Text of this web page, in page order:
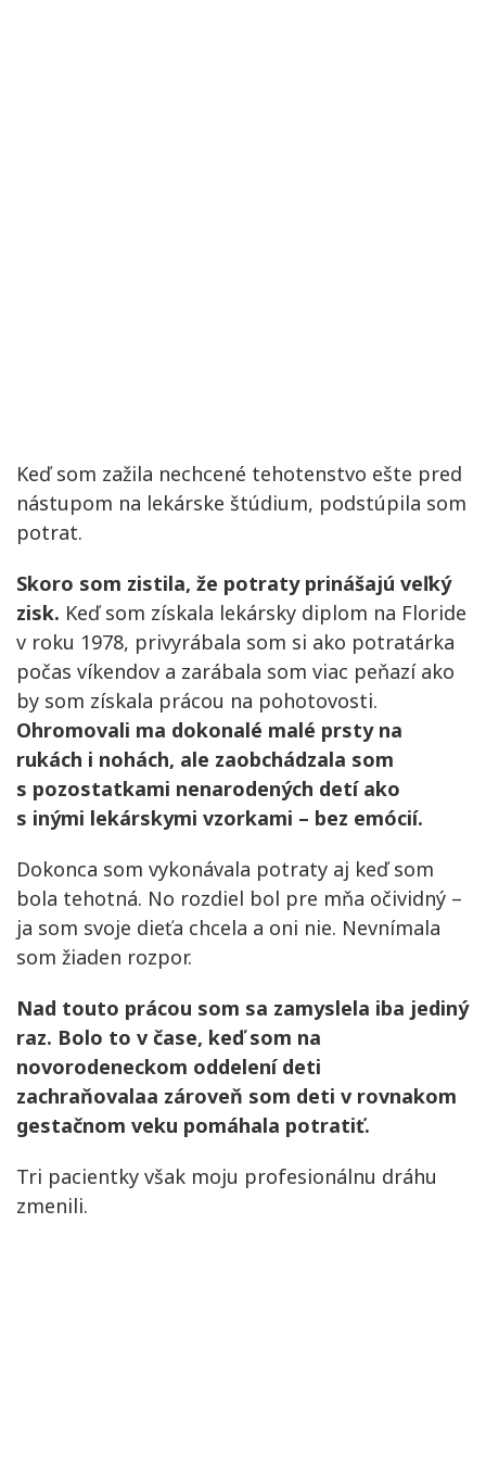
Keď som zažila nechcené tehotenstvo ešte pred
nástupom na lekárske štúdium, podstúpila som
potrat.
Skoro som zistila, že potraty prinášajú veľký
zisk. Keď som získala lekársky diplom na Floride
v roku 1978, privyrábala som si ako potratárka
počas víkendov a zarábala som viac peňazí ako
by som získala prácou na pohotovosti.
Ohromovali ma dokonalé malé prsty na
rukách i nohách, ale zaobchádzala som
s pozostatkami nenarodených detí ako
s inými lekárskymi vzorkami – bez emócií.
Dokonca som vykonávala potraty aj keď som
bola tehotná. No rozdiel bol pre mňa očividný –
ja som svoje dieťa chcela a oni nie. Nevnímala
som žiaden rozpor.
Nad touto prácou som sa zamyslela iba jediný
raz. Bolo to v čase, keď som na
novorodeneckom oddelení deti
zachraňovalaa zároveň som deti v rovnakom
gestačnom veku pomáhala potratiť.
Tri pacientky však moju profesionálnu dráhu
zmenili.